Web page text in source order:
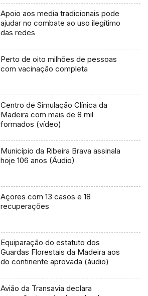
Apoio aos media tradicionais pode
ajudar no combate ao uso ilegítimo
das redes
Perto de oito milhões de pessoas
com vacinação completa
Centro de Simulação Clínica da
Madeira com mais de 8 mil
formados (vídeo)
Município da Ribeira Brava assinala
hoje 106 anos (Áudio)
Açores com 13 casos e 18
recuperações
Equiparação do estatuto dos
Guardas Florestais da Madeira aos
do continente aprovada (áudio)
Avião da Transavia declara